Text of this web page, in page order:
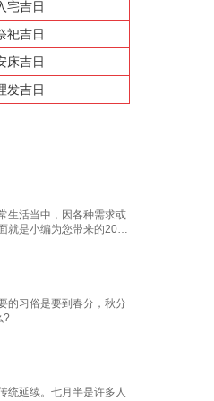
宅吉日
祀吉日
床吉日
发吉日
生活当中，因各种需求或
就是小编为您带来的2022
的习俗是要到春分，秋分
?
统延续。七月半是许多人